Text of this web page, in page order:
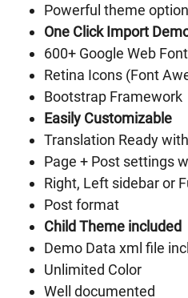
Powerful theme
One Click Import
600+ Google Web
Retina Icons (Font
Bootstrap Framework
Easily Customizable
Translation Ready
Page + Post settings
Right, Left sidebar or
Post format
Child Theme included
Demo Data xml file
Unlimited Color
Well documented